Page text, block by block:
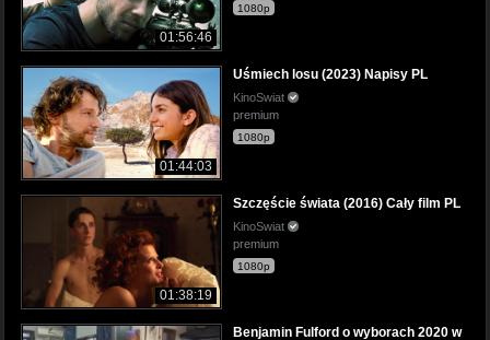
01:56:46
1080p
01:44:03
Uśmiech losu (2023) Napisy PL
KinoSwiat
premium
1080p
01:38:19
Szczęście świata (2016) Cały film PL
KinoSwiat
premium
1080p
Benjamin Fulford o wyborach 2020 w